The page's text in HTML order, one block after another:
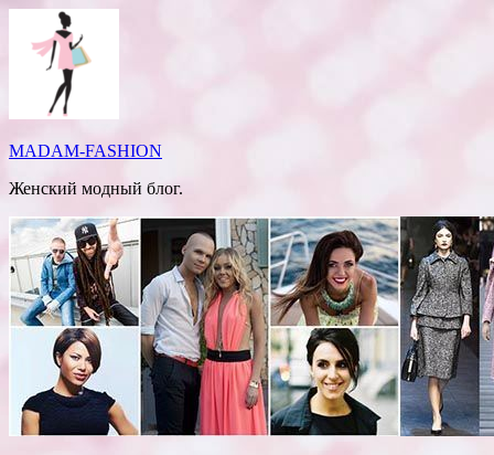
Перейти
содержимому
MADAM-FASHION
Женский модный блог.